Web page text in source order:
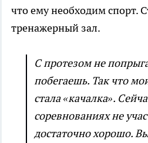
что ему необходим спорт.
тренажерный зал.
С протезом не
побегаешь. Так что
стала «качалка».
соревнованиях не
достаточно хорошо.